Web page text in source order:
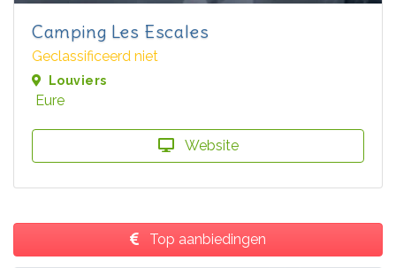
Camping Les Escales
Geclassificeerd niet
Louviers
Eure
Website
Top aanbiedingen